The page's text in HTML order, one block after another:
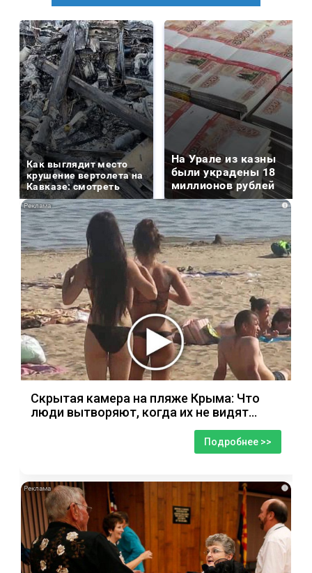
Как выглядит место
крушение вертолета на
Кавказе: смотреть
На Урале из казны
были украдены 18
миллионов рублей
i
Скрытая камера на пляже Крыма: Что
люди вытворяют, когда их не видят...
Подробнее >>
i